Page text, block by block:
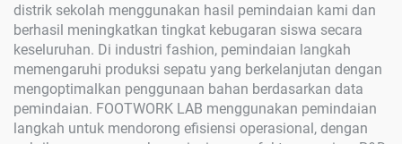
distrik sekolah menggunakan hasil pemindaian kami dan
berhasil meningkatkan tingkat kebugaran siswa secara
keseluruhan. Di industri fashion, pemindaian langkah
memengaruhi produksi sepatu yang berkelanjutan dengan
mengoptimalkan penggunaan bahan berdasarkan data
pemindaian. FOOTWORK LAB menggunakan pemindaian
langkah untuk mendorong efisiensi operasional, dengan